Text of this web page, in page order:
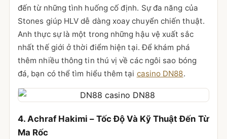
đến từ những tình huống cố định. Sự đa năng của
Stones giúp HLV dễ dàng xoay chuyển chiến thuật.
Anh thực sự là một trong những hậu vệ xuất sắc
nhất thế giới ở thời điểm hiện tại. Để khám phá
thêm nhiều thông tin thú vị về các ngôi sao bóng
đá, bạn có thể tìm hiểu thêm tại casino DN88.
4. Achraf Hakimi – Tốc Độ Và Kỹ Thuật Đến Từ
Ma Rốc